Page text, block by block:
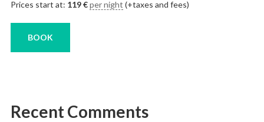
Prices start at: 119€ per night (+taxes and fees)
BOOK
Recent Comments